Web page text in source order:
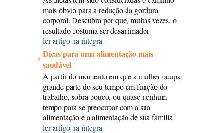
mais óbvio para a redução da gordura
corporal. Descubra por que, muitas vezes, o
resultado costuma ser desanimador
ler artigo na íntegra
Dicas para uma alimentação mais
saudável
A partir do momento em que a mulher ocupa
grande parte do seu tempo em função do
trabalho, sobra pouco, ou quase nenhum
tempo para se preocupar com a sua
alimentação e a alimentação de sua família
ler artigo na íntegra